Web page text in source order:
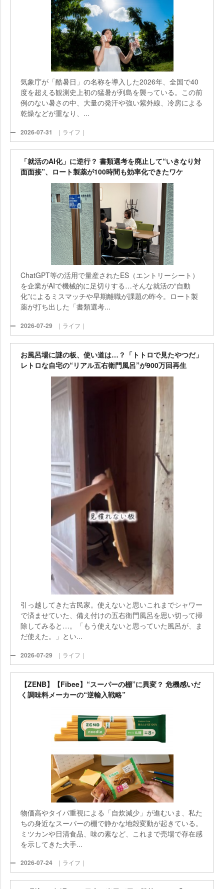
気象庁が「酷暑日」の名称を導入した2026年、全国で40
度を超える観測史上初の猛暑が列島を襲っている。この前
例のない暑さの中、大量の発汗や強い紫外線、冷房による
乾燥などが重なり、...
2026-07-31 ｜ライフ｜
「就活のAI化」に逆行？ 書類選考を廃止して“いきなり対
面面接”、ロート製薬が100時間も効率化できたワケ
ChatGPT等の活用で量産されたES（エントリーシート）
を企業がAIで機械的に足切りする…そんな就活の“自動
化”によるミスマッチや早期離職が課題の昨今。ロート製
薬が打ち出した「書類選考...
2026-07-29 ｜ライフ｜
お風呂場に謎の板、使い道は…？「トトロで見たやつだ」
レトロな自宅の“リアル五右衛門風呂”が900万回再生
引っ越してきた古民家。使えないと思いこれまでシャワー
で済ませていた、備え付けの五右衛門風呂を思い切って掃
除してみると…。「もう使えないと思っていた風呂が、ま
だ使えた。」とい...
2026-07-29 ｜ライフ｜
【ZENB】【Fibee】“スーパーの棚”に異変？ 危機感いだ
く調味料メーカーの“逆輸入戦略”
物価高やタイパ重視による「自炊減少」が進むいま、私た
ちの身近なスーパーの棚で静かな地殻変動が起きている。
ミツカンや日清食品、味の素など、これまで売場で存在感
を示してきた大手...
2026-07-24 ｜ライフ｜